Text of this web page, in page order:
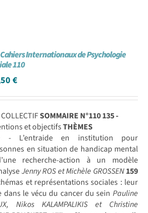
Internationaux de Psychologie
110
€
SOMMAIRE N°110135 -
et objectifsTHÈMES
- L’entraide en institution pour
en situation de handicap mental
recherche-action à un modèle
Jenny ROS et Michèle GROSSEN159
et représentations sociales : leur
dans le vécu du cancer du sein Pauline
Nikos KALAMPALIKIS et Christine